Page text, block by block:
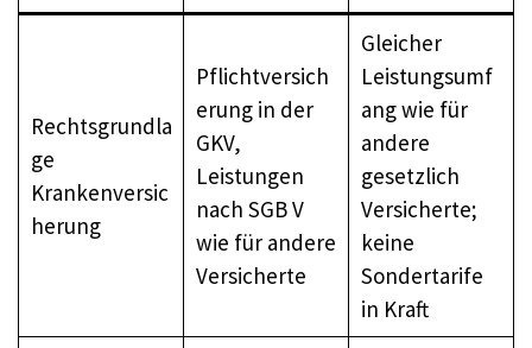
Rechtsgrundla
ge
Krankenversic
herung
Pflichtversich
erung in der
GKV,
Leistungen
nach SGB V
wie für andere
Versicherte
Gleicher
Leistungsumf
ang wie für
andere
gesetzlich
Versicherte;
keine
Sondertarife
in Kraft